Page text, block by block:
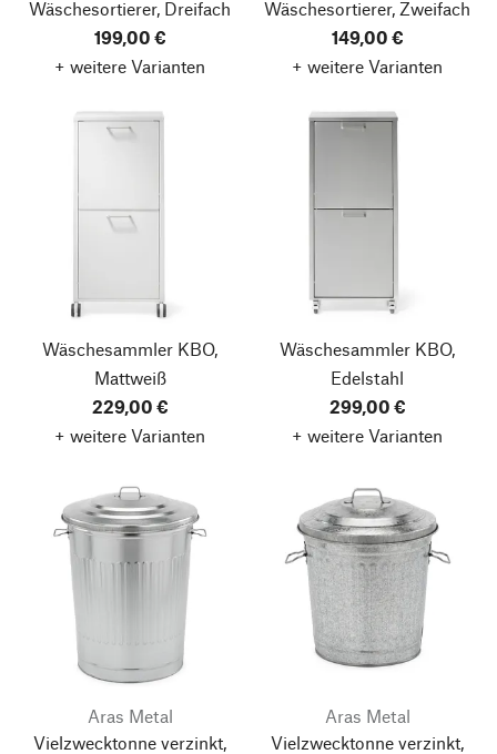
Wäschesortierer, Dreifach
199,00 €
+ weitere Varianten
Wäschesortierer, Zweifach
149,00 €
+ weitere Varianten
Wäschesammler KBO,
Mattweiß
229,00 €
+ weitere Varianten
Wäschesammler KBO,
Edelstahl
299,00 €
+ weitere Varianten
Aras Metal
Vielzwecktonne verzinkt,
Aras Metal
Vielzwecktonne verzinkt,